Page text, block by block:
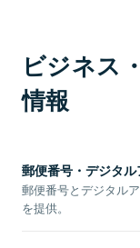
ビジネス
情報
郵便番号・デジタ
郵便番号とデジタル
を提供。